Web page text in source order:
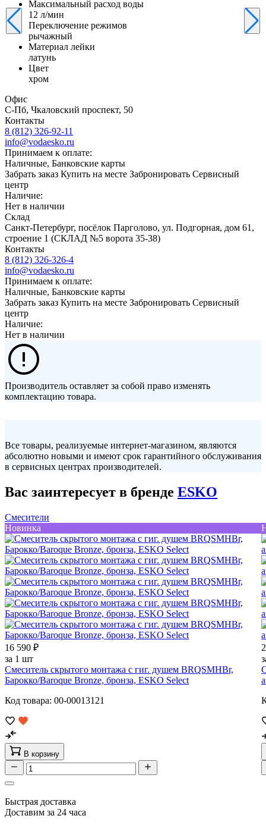
Максимальный расход воды
12 л/мин
Переключение режимов
рычажный
Материал лейки
латунь
Цвет
хром
Офис
С-Пб, Чкаловский проспект, 50
Контакты
8 (812) 326-92-11
info@vodaesko.ru
Принимаем к оплате:
Наличные, Банковские карты
Забрать заказ Купить на месте Забронировать Сервисный
центр
Наличие:
Нет в наличии
Склад
Санкт-Петербург, посёлок Парголово, ул. Подгорная, дом 61,
строение 1 (СКЛАД №5 ворота 35-38)
Контакты
8 (812) 326-326-4
info@vodaesko.ru
Принимаем к оплате:
Наличные, Банковские карты
Забрать заказ Купить на месте Забронировать Сервисный
центр
Наличие:
Нет в наличии
Производитель оставляет за собой право изменять
комплектацию товара.
Все товары, реализуемые интернет-магазином, являются
абсолютно новыми и имеют срок гарантийного обслуживания
в сервисных центрах производителей.
Вас заинтересует в бренде ESKO
Смесители
Новинка
16 590 ₽
за 1 шт
Смеситель скрытого монтажа с гиг. душем BRQSMHBr,
Барокко/Baroque Bronze, бронза, ESKO Select
Код товара: 00-00013121
В корзину
Быстрая доставка
Доставим за 24 часа